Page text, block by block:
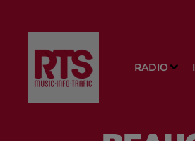
RADIO